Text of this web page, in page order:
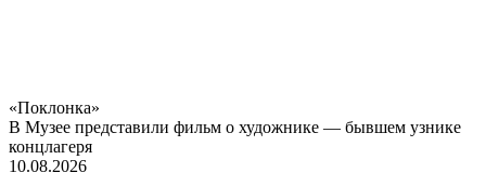
«Поклонка»
В Музее представили фильм о художнике — бывшем узнике
концлагеря
10.08.2026